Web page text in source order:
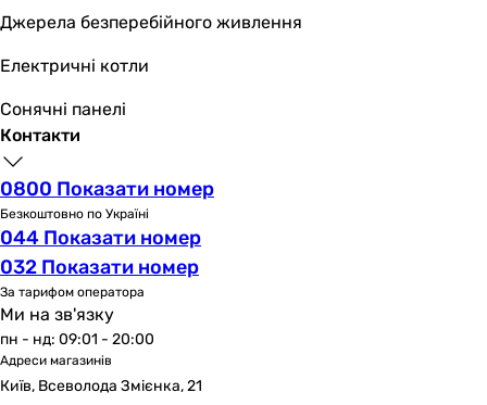
Джерела безперебійного живлення
Електричні котли
Сонячні панелі
Контакти
0800 Показати номер
Безкоштовно по Україні
044 Показати номер
032 Показати номер
За тарифом оператора
Ми на зв'язку
пн - нд: 09:01 - 20:00
Адреси магазинів
Київ, Всеволода Змієнка, 21